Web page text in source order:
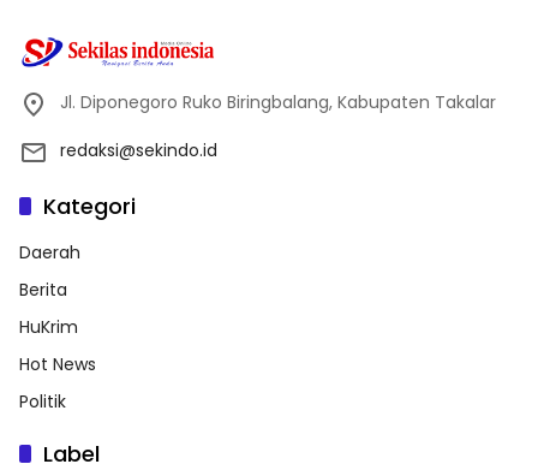
Jl. Diponegoro Ruko Biringbalang, Kabupaten Takalar
redaksi@sekindo.id
Kategori
Daerah
Berita
HuKrim
Hot News
Politik
Label